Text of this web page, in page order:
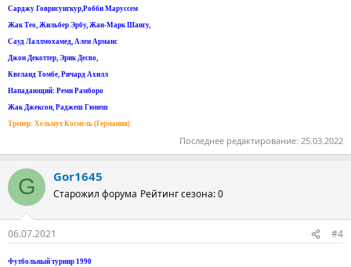
Сарджу Говрисунгкур,Робби Маруссем
Жак Тео, Жильбер Эрбу, Жан-Марк Шангу,
Сауд Лаллмохамед, Ален Арманс
Джон Декоттер, Эрик Десво,
Квеланд Томбе, Ричард Ахилл
Нападающий: Реми Рамборо
Жак Джексон, Раджеш Гюнеш
Tренер: Хельмут Космель (Германия)
Последнее редактирование: 25.03.2022
G Gor1645
Старожил форума Рейтинг сезона: 0
06.07.2021 #4
Футбольный турнир 1990